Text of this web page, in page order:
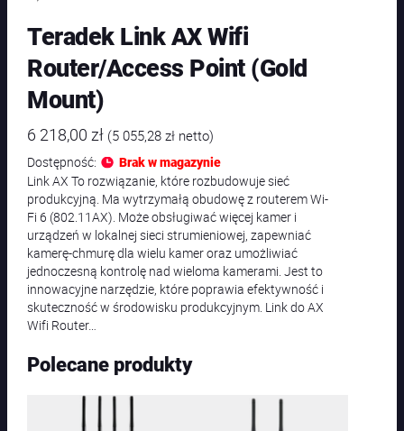
Teradek Link AX Wifi
Router/Access Point (Gold
Mount)
6 218,00zł (5 055,28zł netto)
Dostępność:
Brak w magazynie
Link AX To rozwiązanie, które rozbudowuje sieć
produkcyjną. Ma wytrzymałą obudowę z routerem Wi-
Fi 6 (802.11AX). Może obsługiwać więcej kamer i
urządzeń w lokalnej sieci strumieniowej, zapewniać
kamerę-chmurę dla wielu kamer oraz umożliwiać
jednoczesną kontrolę nad wieloma kamerami. Jest to
innowacyjne narzędzie, które poprawia efektywność i
skuteczność w środowisku produkcyjnym. Link do AX
Wifi Router…
Polecane produkty